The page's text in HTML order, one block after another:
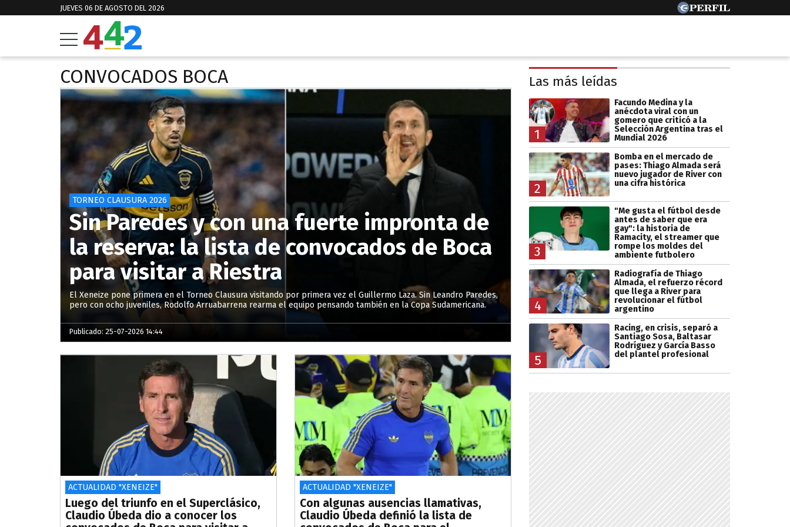
JUEVES 06 DE AGOSTO DEL 2026
CONVOCADOS BOCA
TORNEO CLAUSURA 2026
Sin Paredes y con una fuerte impronta de
la reserva: la lista de convocados de Boca
para visitar a Riestra
El Xeneize pone primera en el Torneo Clausura visitando por primera vez el Guillermo Laza. Sin Leandro Paredes,
pero con ocho juveniles, Rodolfo Arruabarrena rearma el equipo pensando también en la Copa Sudamericana.
Publicado: 25-07-2026 14:44
ACTUALIDAD "XENEIZE"
Luego del triunfo en el Superclásico,
Claudio Úbeda dio a conocer los
ACTUALIDAD "XENEIZE"
Con algunas ausencias llamativas,
Claudio Úbeda definió la lista de
Las más leídas
1
Facundo Medina y la
anécdota viral con un
gomero que criticó a la
Selección Argentina tras el
Mundial 2026
2
Bomba en el mercado de
pases: Thiago Almada será
nuevo jugador de River con
una cifra histórica
3
"Me gusta el fútbol desde
antes de saber que era
gay": la historia de
Ramacity, el streamer que
rompe los moldes del
ambiente futbolero
4
Radiografía de Thiago
Almada, el refuerzo récord
que llega a River para
revolucionar el fútbol
argentino
5
Racing, en crisis, separó a
Santiago Sosa, Baltasar
Rodríguez y García Basso
del plantel profesional